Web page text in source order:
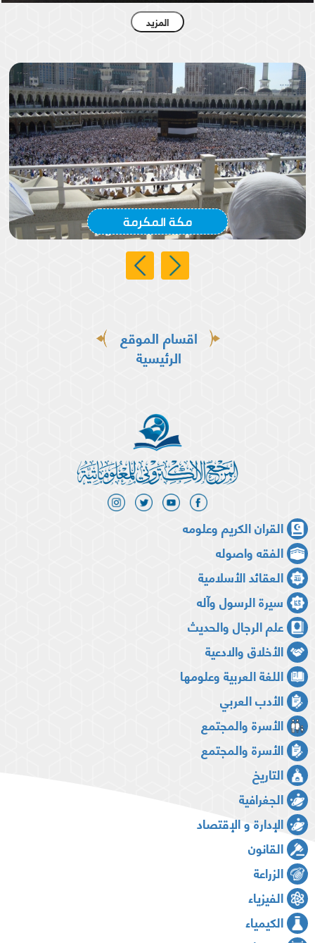
الكعبة المشرفة
المزيد
مكة المكرمة
اقسام الموقع
الرئيسية
القران الكريم وعلومه
الفقه واصوله
العقائد الأسلامية
سيرة الرسول وآله
علم الرجال والحديث
الأخلاق والادعية
اللغة العربية وعلومها
الأدب العربي
الأسرة والمجتمع
الأسرة والمجتمع
التاريخ
الجغرافية
الإدارة و الإقتصاد
القانون
الزراعة
الفيزياء
الكيمياء